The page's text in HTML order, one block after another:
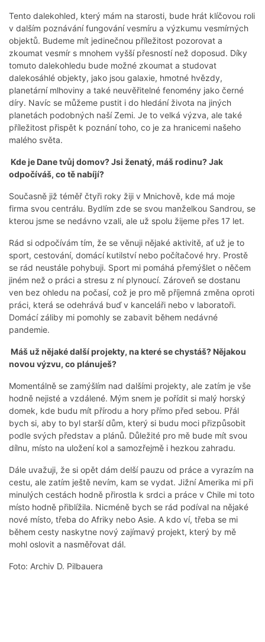
Tento dalekohled, který mám na starosti, bude hrát klíčovou roli
v dalším poznávání fungování vesmíru a výzkumu vesmírných
objektů. Budeme mít jedinečnou příležitost pozorovat a
zkoumat vesmír s mnohem vyšší přesností než doposud. Díky
tomuto dalekohledu bude možné zkoumat a studovat
dalekosáhlé objekty, jako jsou galaxie, hmotné hvězdy,
planetární mlhoviny a také neuvěřitelné fenomény jako černé
díry. Navíc se můžeme pustit i do hledání života na jiných
planetách podobných naší Zemi. Je to velká výzva, ale také
příležitost přispět k poznání toho, co je za hranicemi našeho
malého světa.
Kde je Dane tvůj domov? Jsi ženatý, máš rodinu? Jak
odpočíváš, co tě nabíjí?
Současně již téměř čtyři roky žiji v Mnichově, kde má moje
firma svou centrálu. Bydlím zde se svou manželkou Sandrou, se
kterou jsme se nedávno vzali, ale už spolu žijeme přes 17 let.
Rád si odpočívám tím, že se věnuji nějaké aktivitě, ať už je to
sport, cestování, domácí kutilství nebo počítačové hry. Prostě
se rád neustále pohybuji. Sport mi pomáhá přemýšlet o něčem
jiném než o práci a stresu z ní plynoucí. Zároveň se dostanu
ven bez ohledu na počasí, což je pro mě příjemná změna oproti
práci, která se odehrává buď v kanceláři nebo v laboratoři.
Domácí záliby mi pomohly se zabavit během nedávné
pandemie.
Máš už nějaké další projekty, na které se chystáš? Nějakou
novou výzvu, co plánuješ?
Momentálně se zamýšlím nad dalšími projekty, ale zatím je vše
hodně nejisté a vzdálené. Mým snem je pořídit si malý horský
domek, kde budu mít přírodu a hory přímo před sebou. Přál
bych si, aby to byl starší dům, který si budu moci přizpůsobit
podle svých představ a plánů. Důležité pro mě bude mít svou
dílnu, místo na uložení kol a samozřejmě i hezkou zahradu.
Dále uvažuji, že si opět dám delší pauzu od práce a vyrazím na
cestu, ale zatím ještě nevím, kam se vydat. Jižní Amerika mi při
minulých cestách hodně přirostla k srdci a práce v Chile mi toto
místo hodně přiblížila. Nicméně bych se rád podíval na nějaké
nové místo, třeba do Afriky nebo Asie. A kdo ví, třeba se mi
během cesty naskytne nový zajímavý projekt, který by mě
mohl oslovit a nasměřovat dál.
Foto: Archiv D. Pilbauera